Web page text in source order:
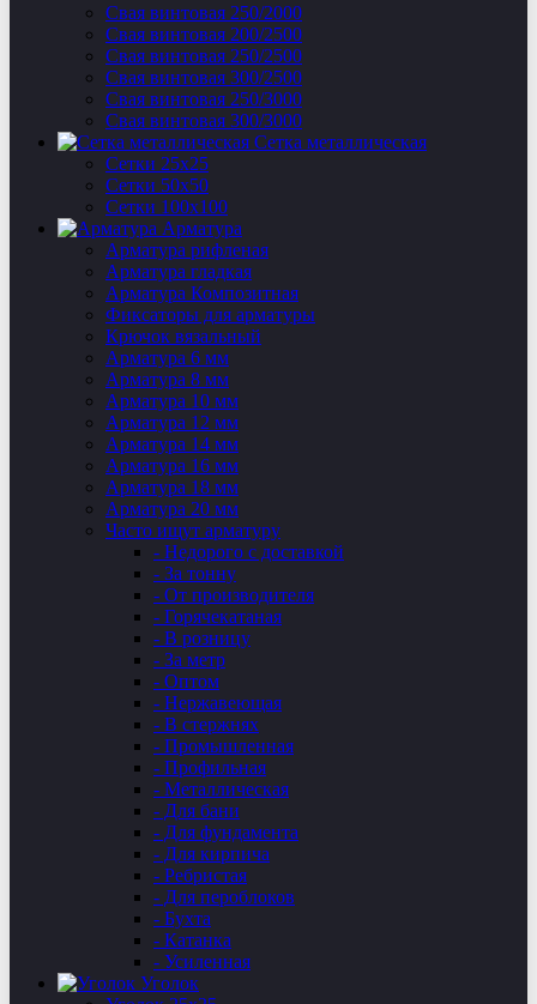
Свая винтовая 250/2000
Свая винтовая 200/2500
Свая винтовая 250/2500
Свая винтовая 300/2500
Свая винтовая 250/3000
Свая винтовая 300/3000
Сетка металлическая
Сетки 25х25
Сетки 50х50
Сетки 100х100
Арматура
Арматура рифленая
Арматура гладкая
Арматура Композитная
Фиксаторы для арматуры
Крючок вязальный
Арматура 6 мм
Арматура 8 мм
Арматура 10 мм
Арматура 12 мм
Арматура 14 мм
Арматура 16 мм
Арматура 18 мм
Арматура 20 мм
Часто ищут арматуру
- Недорого с доставкой
- За тонну
- От производителя
- Горячекатаная
- В розницу
- За метр
- Оптом
- Нержавеющая
- В стержнях
- Промышленная
- Профильная
- Металлическая
- Для бани
- Для фундамента
- Для кирпича
- Ребристая
- Для пероблоков
- Бухта
- Катанка
- Усиленная
Уголок